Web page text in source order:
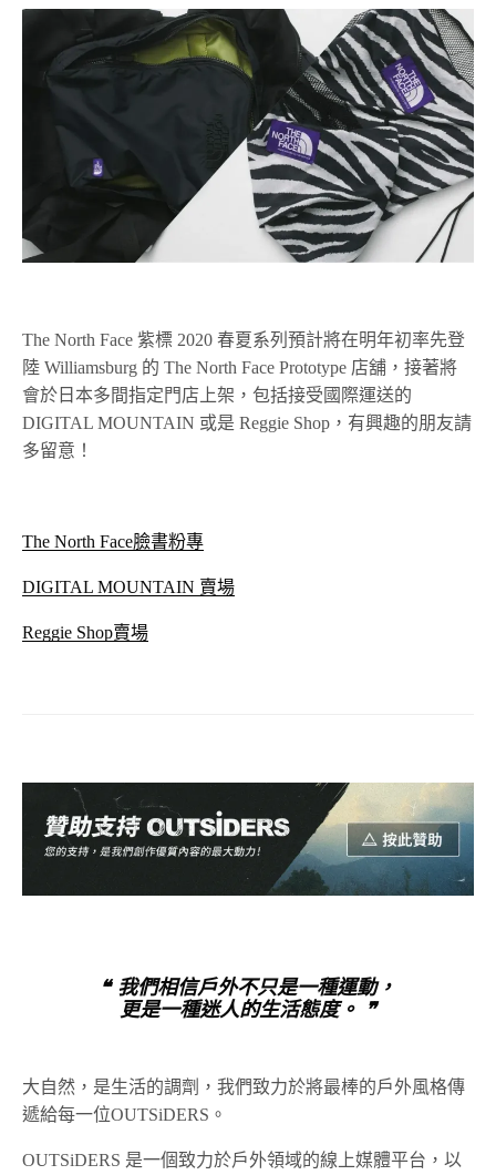
The North Face 紫標 2020 春夏系列預計將在明年初率先登
陸 Williamsburg 的 The North Face Prototype 店舖，接著將
會於日本多間指定門店上架，包括接受國際運送的
DIGITAL MOUNTAIN 或是 Reggie Shop，有興趣的朋友請
多留意！
The North Face臉書粉專
DIGITAL MOUNTAIN 賣場
Reggie Shop賣場
❝ 我們相信戶外不只是一種運動，
更是一種迷人的生活態度。 ❞
大自然，是生活的調劑，我們致力於將最棒的戶外風格傳
遞給每一位OUTSiDERS。
OUTSiDERS 是一個致力於戶外領域的線上媒體平台，以